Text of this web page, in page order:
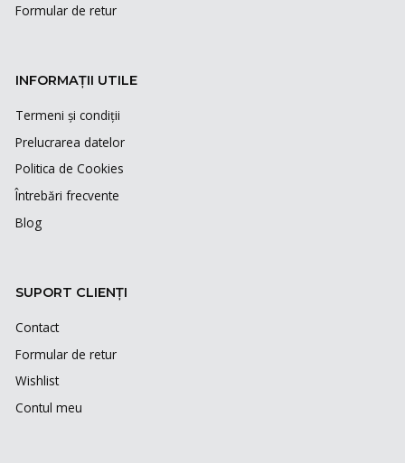
Formular de retur
INFORMAȚII UTILE
Termeni și condiții
Prelucrarea datelor
Politica de Cookies
Întrebări frecvente
Blog
SUPORT CLIENȚI
Contact
Formular de retur
Wishlist
Contul meu